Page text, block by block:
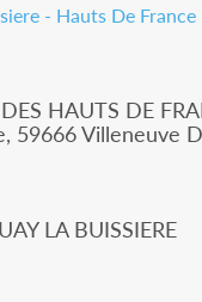
- Hauts De France
HAUTS DE
59666 Villeneuve
LA BUISSIERE